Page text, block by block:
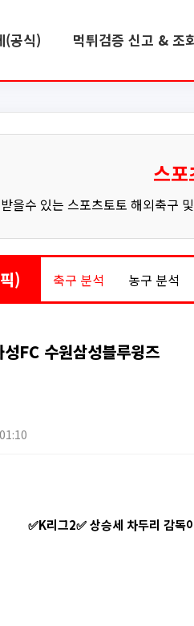
(공식) 먹튀검증 신고 & 조
스
을수 있는 스포츠토토 해외축구
) 축구 분석 농구 분석
FC 수원삼성블루윙즈
✅K리그2✅ 상승세 차두리 감독